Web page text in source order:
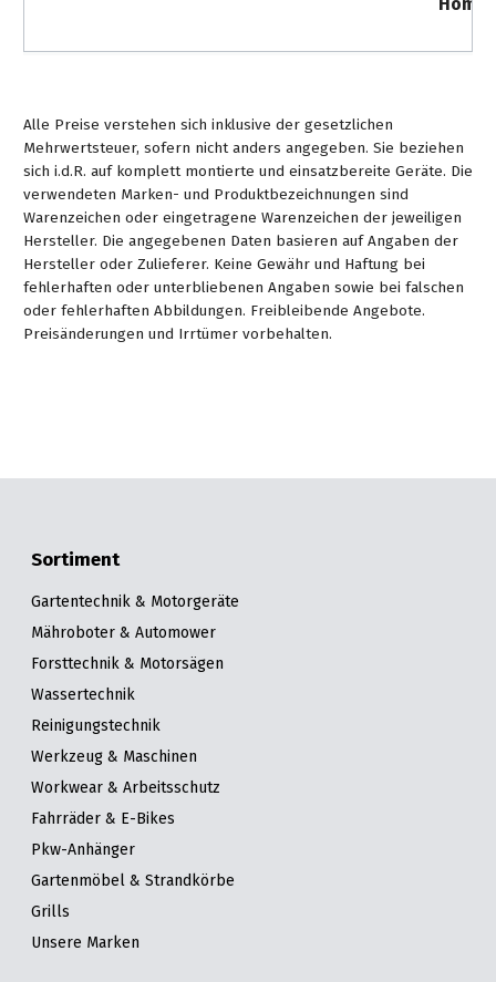
Alle Preise verstehen sich inklusive der gesetzlichen
Mehrwertsteuer, sofern nicht anders angegeben. Sie beziehen
sich i.d.R. auf komplett montierte und einsatzbereite Geräte. Die
verwendeten Marken- und Produktbezeichnungen sind
Warenzeichen oder eingetragene Warenzeichen der jeweiligen
Hersteller. Die angegebenen Daten basieren auf Angaben der
Hersteller oder Zulieferer. Keine Gewähr und Haftung bei
fehlerhaften oder unterbliebenen Angaben sowie bei falschen
oder fehlerhaften Abbildungen. Freibleibende Angebote.
Preisänderungen und Irrtümer vorbehalten.
Sortiment
Gartentechnik & Motorgeräte
Mähroboter & Automower
Forsttechnik & Motorsägen
Wassertechnik
Reinigungstechnik
Werkzeug & Maschinen
Workwear & Arbeitsschutz
Fahrräder & E-Bikes
Pkw-Anhänger
Gartenmöbel & Strandkörbe
Grills
Unsere Marken